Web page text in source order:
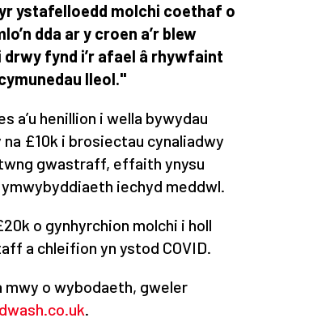
yr ystafelloedd molchi coethaf o
dda ar y croen a’r blew
fynd i’r afael â rhywfaint
lleol."
a’u henillion i wella bywydau
£10k i brosiectau cynaliadwy
gwastraff, effaith ynysu
iechyd meddwl.
o gynhyrchion molchi i holl
a chleifion yn ystod COVID.
o wybodaeth, gweler
.